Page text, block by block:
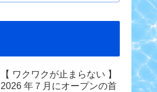
【 ワクワクが止まらない 】
2026 年７月にオープンの首